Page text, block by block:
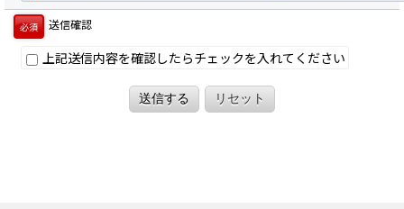
必須 送信確認
上記送信内容を確認したらチェックを入れてください
送信する リセット